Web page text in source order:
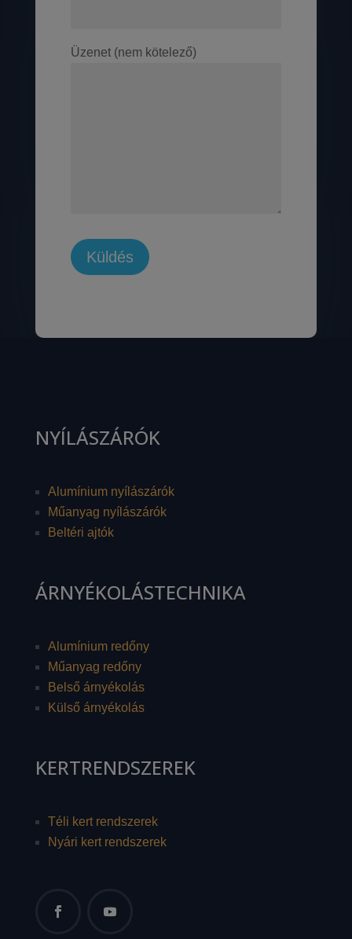
Üzenet (nem kötelező)
NYÍLÁSZÁRÓK
Alumínium nyílászárók
Műanyag nyílászárók
Beltéri ajtók
ÁRNYÉKOLÁSTECHNIKA
Alumínium redőny
Műanyag redőny
Belső árnyékolás
Külső árnyékolás
KERTRENDSZEREK
Téli kert rendszerek
Nyári kert rendszerek